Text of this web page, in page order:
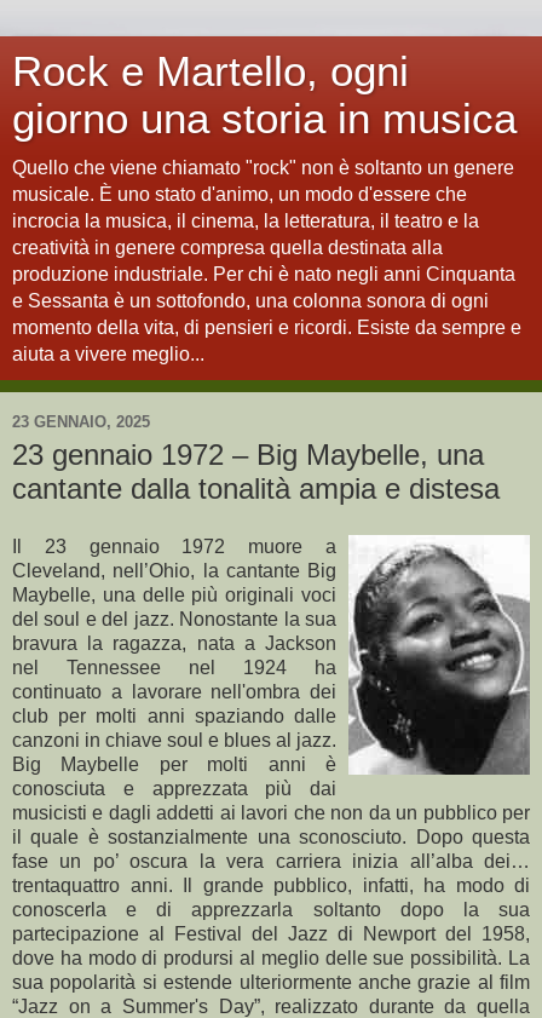
Rock e Martello, ogni
giorno una storia in musica
Quello che viene chiamato "rock" non è soltanto un genere
musicale. È uno stato d'animo, un modo d'essere che
incrocia la musica, il cinema, la letteratura, il teatro e la
creatività in genere compresa quella destinata alla
produzione industriale. Per chi è nato negli anni Cinquanta
e Sessanta è un sottofondo, una colonna sonora di ogni
momento della vita, di pensieri e ricordi. Esiste da sempre e
aiuta a vivere meglio...
23 GENNAIO, 2025
23 gennaio 1972 – Big Maybelle, una
cantante dalla tonalità ampia e distesa
Il 23 gennaio 1972 muore a
Cleveland, nell’Ohio, la cantante Big
Maybelle, una delle più originali voci
del soul e del jazz. Nonostante la sua
bravura la ragazza, nata a Jackson
nel Tennessee nel 1924 ha
continuato a lavorare nell'ombra dei
club per molti anni spaziando dalle
canzoni in chiave soul e blues al jazz.
Big Maybelle per molti anni è
conosciuta e apprezzata più dai
musicisti e dagli addetti ai lavori che non da un pubblico per
il quale è sostanzialmente una sconosciuto. Dopo questa
fase un po’ oscura la vera carriera inizia all’alba dei…
trentaquattro anni. Il grande pubblico, infatti, ha modo di
conoscerla e di apprezzarla soltanto dopo la sua
partecipazione al Festival del Jazz di Newport del 1958,
dove ha modo di prodursi al meglio delle sue possibilità. La
sua popolarità si estende ulteriormente anche grazie al film
“Jazz on a Summer's Day”, realizzato durante da quella